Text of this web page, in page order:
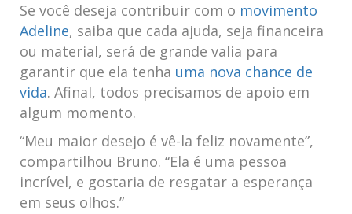
Se você deseja contribuir com ⁣o movimento
Adeline, saiba‌ que cada ajuda, seja financeira
ou material, será de ​grande valia para
garantir que ela tenha uma nova chance de
vida. Afinal, ‌todos​ precisamos de apoio em
algum⁢ momento.
“Meu ⁢maior desejo é vê-la feliz novamente”,
‌compartilhou Bruno. “Ela é uma pessoa
incrível, e⁢ gostaria de resgatar a esperança‍
em ​seus olhos.”